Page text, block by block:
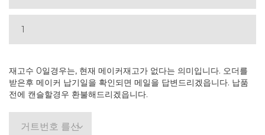
재고수 0일경우는, 현재 메이커재고가 없다는 의미입니다. 오더를
받은후 메이커 납기일을 확인되면 메일을 답변드리겠읍니다. 납품
전에 캔슬할경우 환불해드리겠읍니다.
거트번호 를선택